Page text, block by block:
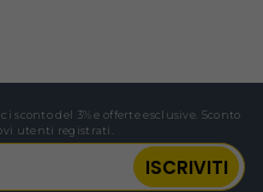
del 3% e offerte esclusive. Sconto
utenti registrati.